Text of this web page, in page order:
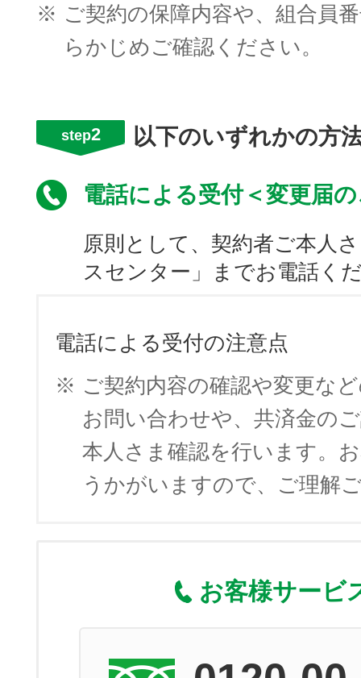
※ ご契約の保障内容や、組合員
らかじめご確認ください。
以下のいずれかの方
step2
電話による受付＜変更届
原則として、契約者ご本人
スセンター」までお電話く
電話による受付の注意点
※ ご契約内容の確認や変更な
お問い合わせや、共済金の
本人さま確認を行います。
うかがいますので、ご理解
お客様サービ